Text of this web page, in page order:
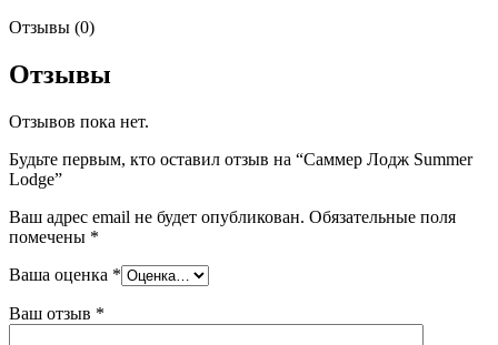
Отзывы (0)
Отзывы
Отзывов пока нет.
Будьте первым, кто оставил отзыв на “Саммер Лодж Summer
Lodge”
Ваш адрес email не будет опубликован. Обязательные поля
помечены *
Ваша оценка *
Ваш отзыв *